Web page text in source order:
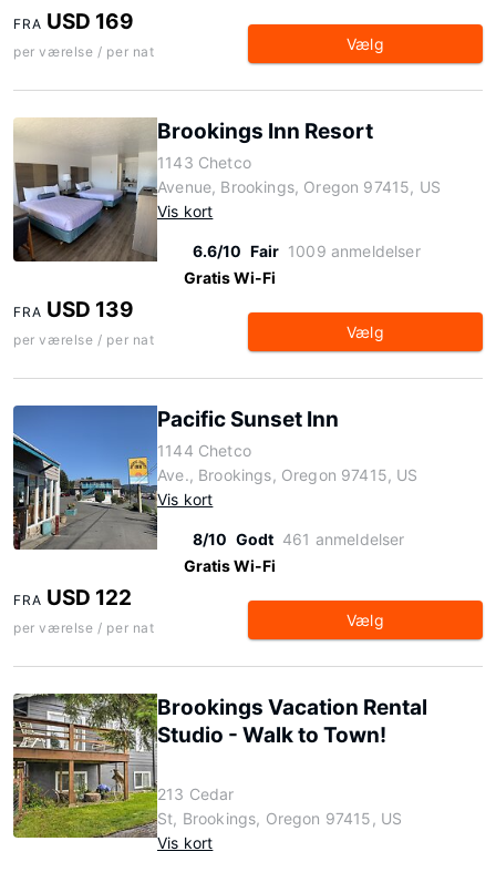
FRA USD 169
per værelse / per nat Vælg
Brookings Inn Resort
1143 Chetco
Avenue, Brookings, Oregon 97415, US
Vis kort
6.6/10 Fair 1009 anmeldelser
Gratis Wi-Fi
FRA USD 139
per værelse / per nat Vælg
Pacific Sunset Inn
1144 Chetco
Ave., Brookings, Oregon 97415, US
Vis kort
8/10 Godt 461 anmeldelser
Gratis Wi-Fi
FRA USD 122
per værelse / per nat Vælg
Brookings Vacation Rental
Studio - Walk to Town!
213 Cedar
St, Brookings, Oregon 97415, US
Vis kort